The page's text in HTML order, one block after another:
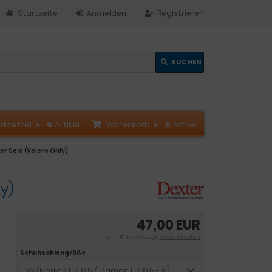
Registrieren
Anmelden
Startseite
SUCHEN
Warenkorb 0 Artikel
0 Artikel
Sole (Velcro Only)
47,00 EUR
inkl. 19 % MwSt. zzgl. Versandkosten
Schuhsohlengröße